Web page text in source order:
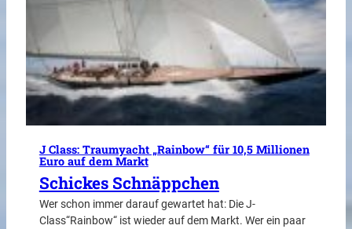
J Class: Traumyacht „Rainbow“ für 10,5 Millionen
Euro auf dem Markt
Schickes Schnäppchen
Wer schon immer darauf gewartet hat: Die J-
Class“Rainbow“ ist wieder auf dem Markt. Wer ein paar